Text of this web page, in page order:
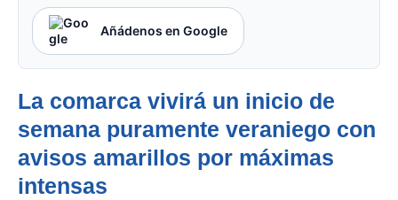
Añádenos en Google
La comarca vivirá un inicio de
semana puramente veraniego con
avisos amarillos por máximas
intensas